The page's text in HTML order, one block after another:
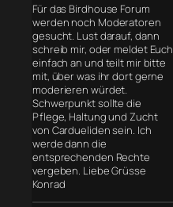
Für das Birdhouse Forum
werden noch Moderatoren
gesucht. Lust darauf, dann
schreib mir, oder meldet Euch
einfach an und teilt mir bitte
mit, über was ihr dort gerne
moderieren würdet.
Schwerpunkt sollte die
Pflege, Haltung und Zucht
von Cardueliden sein. Ich
werde dann die
entsprechenden Rechte
vergeben. Liebe Grüsse
Konrad